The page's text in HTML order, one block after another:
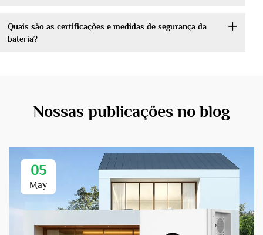
Quais são as certificações e medidas de segurança da
bateria?
Nossas publicações no blog
05
May